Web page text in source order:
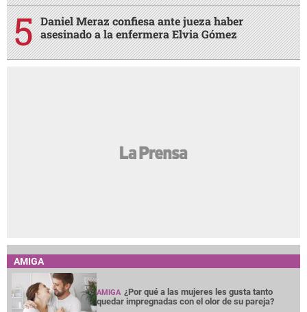
Daniel Meraz confiesa ante jueza haber
asesinado a la enfermera Elvia Gómez
AMIGA
AMIGA ¿Por qué a las mujeres les gusta tanto
quedar impregnadas con el olor de su pareja?